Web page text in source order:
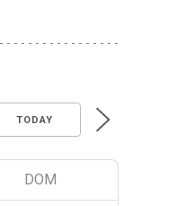
TODAY
DOM